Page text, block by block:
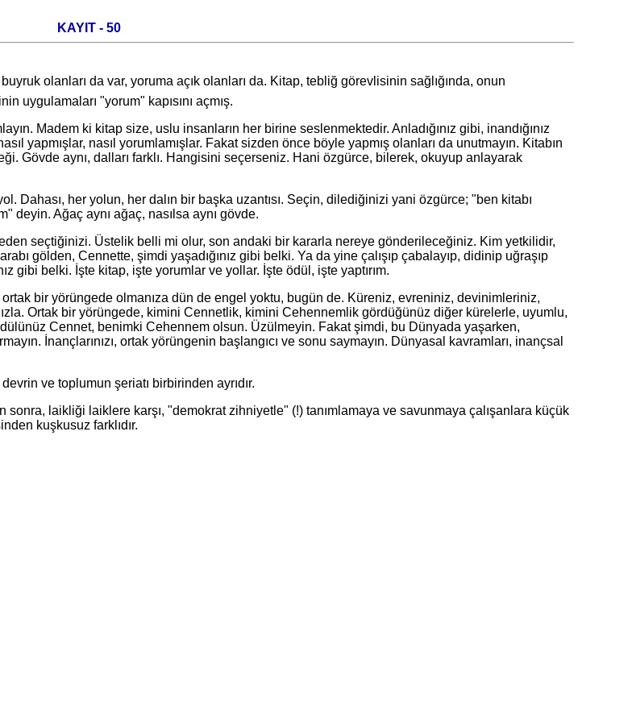
KAYIT - 50
olanları da var, yoruma açık olanları da. Kitap, tebliğ görevlisinin sağlığında, onun
uygulamaları "yorum" kapısını açmış.
Madem ki kitap size, uslu insanların her birine seslenmektedir. Anladığınız gibi, inandığınız
yapmışlar, nasıl yorumlamışlar. Fakat sizden önce böyle yapmış olanları da unutmayın. Kitabın
Gövde aynı, dalları farklı. Hangisini seçerseniz. Hani özgürce, bilerek, okuyup anlayarak
her yolun, her dalın bir başka uzantısı. Seçin, dilediğinizi yani özgürce; "ben kitabı
deyin. Ağaç aynı ağaç, nasılsa aynı gövde.
seçtiğinizi. Üstelik belli mi olur, son andaki bir kararla nereye gönderileceğiniz. Kim yetkilidir,
gölden, Cennette, şimdi yaşadığınız gibi belki. Ya da yine çalışıp çabalayıp, didinip uğraşıp
gibi belki. İşte kitap, işte yorumlar ve yollar. İşte ödül, işte yaptırım.
bir yörüngede olmanıza dün de engel yoktu, bugün de. Küreniz, evreniniz, devinimleriniz,
Ortak bir yörüngede, kimini Cennetlik, kimini Cehennemlik gördüğünüz diğer kürelerle, uyumlu,
Cennet, benimki Cehennem olsun. Üzülmeyin. Fakat şimdi, bu Dünyada yaşarken,
İnançlarınızı, ortak yörüngenin başlangıcı ve sonu saymayın. Dünyasal kavramları, inançsal
ve toplumun şeriatı birbirinden ayrıdır.
laikliği laiklere karşı, "demokrat zihniyetle" (!) tanımlamaya ve savunmaya çalışanlara küçük
kuşkusuz farklıdır.